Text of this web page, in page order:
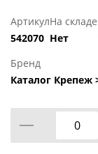
Артикул
542070
На складе
Нет
Бренд
Каталог Крепеж